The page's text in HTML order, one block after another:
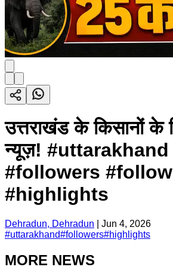
उत्तराखंड के किसानों के
न्यूज़! #uttarakhand
#followers
#highlights
Dehradun, Dehradun
Jun 4, 2026
#uttarakhand#followers#highlights
MORE NEWS